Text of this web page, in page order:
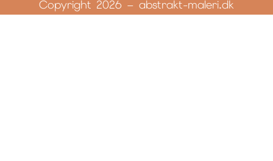
Copyright 2026 – abstrakt-maleri.dk